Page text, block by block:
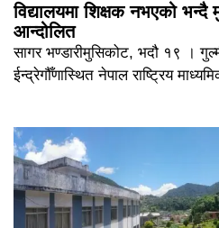
विद्यालयमा शिक्षक नभएको भन्दै
आन्दोलित
सागर भण्डारीमुसिकोट, भदौ १९ ।
ईन्द्रेगौँणास्थित नेपाल राष्ट्रिय